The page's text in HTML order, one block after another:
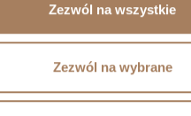
Zezwól na wszystkie
Zezwól na wybrane